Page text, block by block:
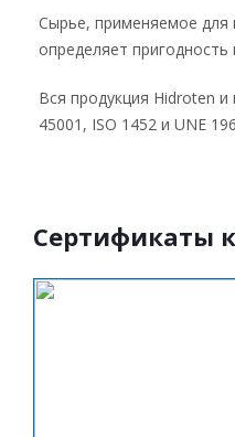
Сырье, применяемое для
определяет
Вся продукция Hidroten
45001, ISO 1452 и UNE
Сертификаты